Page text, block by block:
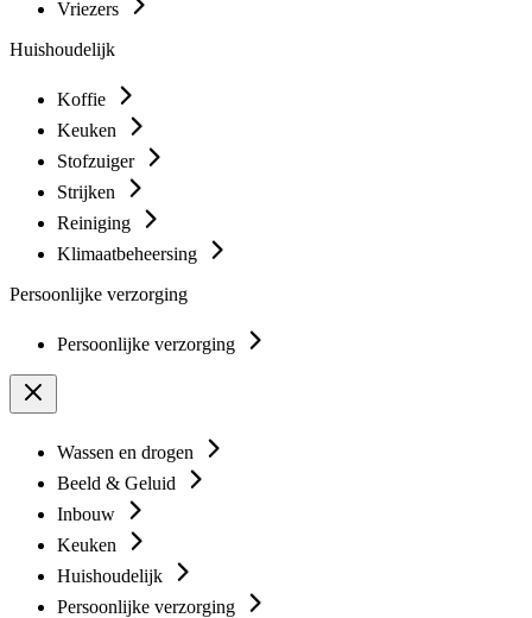
Vriezers
Huishoudelijk
Koffie
Keuken
Stofzuiger
Strijken
Reiniging
Klimaatbeheersing
Persoonlijke verzorging
Persoonlijke verzorging
Wassen en drogen
Beeld & Geluid
Inbouw
Keuken
Huishoudelijk
Persoonlijke verzorging